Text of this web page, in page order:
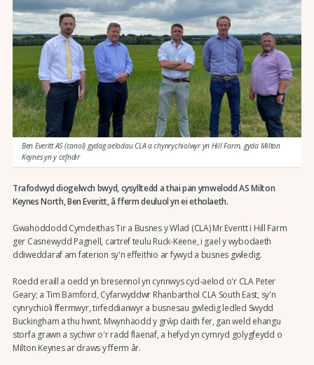
Ben Everitt AS (canol) gydag aelodau CLA a chynrychiolwyr yn Hill Farm, gyda Milton
Keynes yn y cefndir
Trafodwyd diogelwch bwyd, cysylltedd a thai pan ymwelodd AS Milton
Keynes North, Ben Everitt, â fferm deuluol yn ei etholaeth.
Gwahoddodd Cymdeithas Tir a Busnes y Wlad (CLA) Mr Everitt i Hill Farm
ger Casnewydd Pagnell, cartref teulu Ruck-Keene, i gael y wybodaeth
ddiweddaraf am faterion sy'n effeithio ar fywyd a busnes gwledig.
Roedd eraill a oedd yn bresennol yn cynnwys cyd-aelod o'r CLA Peter
Geary; a Tim Bamford, Cyfarwyddwr Rhanbarthol CLA South East, sy'n
cynrychioli ffermwyr, tirfeddianwyr a busnesau gwledig ledled Swydd
Buckingham a thu hwnt. Mwynhaodd y grŵp daith fer, gan weld ehangu
storfa grawn a sychwr o'r radd flaenaf, a hefyd yn cymryd golygfeydd o
Milton Keynes ar draws y fferm âr.